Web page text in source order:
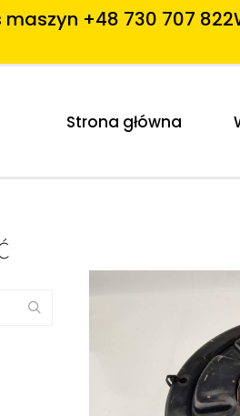
maszyn +48 730 707 822
Strona główna